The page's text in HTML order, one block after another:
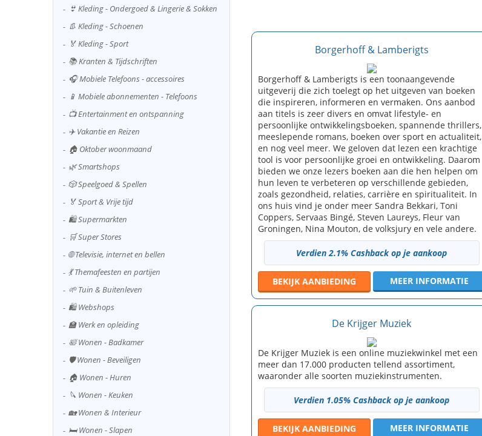
Borgerhoff & Lamberigts
Borgerhoff & Lamberigts is een toonaangevende
uitgeverij die zich toelegt op het uitgeven van boeken
die inspireren, informeren en vermaken. Ons aanbod
aan titels is zeer divers en omvat lifestyle- en
persoonlijke ontwikkelingsboeken, spannende thrillers,
meeslepende romans, boeken over sport en actualiteit,
en nog veel meer. We geloven dat lezen een krachtige
tool is voor persoonlijke groei en ontwikkeling. Daarom
bieden we onze lezers boeken aan die hen helpen om
hun leven te verbeteren op verschillende gebieden,
zoals gezondheid, relaties, carrière en spiritualiteit. In
ons huis vind je onder meer Sandra Bekkari, Toni
Coppers, Servaas Bingé, Steven Laureys, Fleur van
Groningen, Nina Mouton, de volksjury en vele andere.
Verdien 2.1% Cashback op je aankoop
BEKIJK AANBIEDING MEER INFORMATIE
De Krijger Muziek
De Krijger Muziek is een online muziekwinkel met een
meer dan 17.000 producten tellend assortiment,
waaronder alle soorten muziekinstrumenten.
Verdien 1.05% Cashback op je aankoop
BEKIJK AANBIEDING MEER INFORMATIE
👙 Kleding - Ondergoed & Lingerie & Sokken
👢 Kleding - Schoenen
🏅 Kleding - Sport
📚 Kranten & Tijdschriften
🎧 Mobiele Telefoons - accessoires
📱 Mobiele abonnementen - Telefoons
📺 Entertainment en ontspanning
✈️ Vakantie en Reizen
🏠 Oktober woonmaand
🌿 Smartshops
🎲 Speelgoed & Spellen
🏅 Sport & Vrije tijd
🛍️ Supermarkten
🛒 Super Stores
🌐 Televisie, internet en bellen
💃 Themafeesten en partijen
🌱 Tuin & Buitenleven
🛍️ Webshops
🏫 Werk en opleiding
🛀 Wonen - Badkamer
🛡️ Wonen - Beveiligen
🏠 Wonen - Huren
🔪 Wonen - Keuken
🏡 Wonen & Interieur
🛏️ Wonen - Slapen